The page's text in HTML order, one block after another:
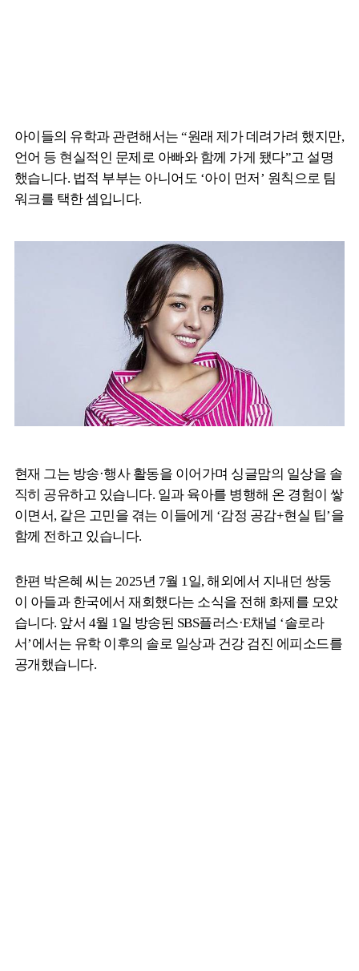
아이들의 유학과 관련해서는 “원래 제가 데려가려 했지만,
언어 등 현실적인 문제로 아빠와 함께 가게 됐다”고 설명
했습니다. 법적 부부는 아니어도 ‘아이 먼저’ 원칙으로 팀
워크를 택한 셈입니다.
현재 그는 방송·행사 활동을 이어가며 싱글맘의 일상을 솔
직히 공유하고 있습니다. 일과 육아를 병행해 온 경험이 쌓
이면서, 같은 고민을 겪는 이들에게 ‘감정 공감+현실 팁’을
함께 전하고 있습니다.
한편 박은혜 씨는 2025년 7월 1일, 해외에서 지내던 쌍둥
이 아들과 한국에서 재회했다는 소식을 전해 화제를 모았
습니다. 앞서 4월 1일 방송된 SBS플러스·E채널 ‘솔로라
서’에서는 유학 이후의 솔로 일상과 건강 검진 에피소드를
공개했습니다.